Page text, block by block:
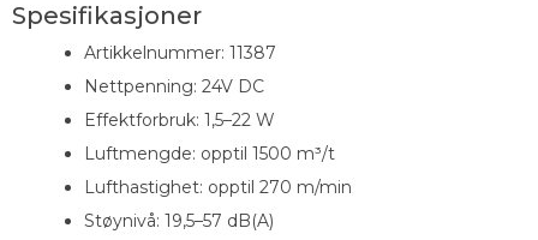
Spesifikasjoner
Artikkelnummer: 11387
Nettpenning: 24V DC
Effektforbruk: 1,5–22 W
Luftmengde: opptil 1500 m³/t
Lufthastighet: opptil 270 m/min
Støynivå: 19,5–57 dB(A)